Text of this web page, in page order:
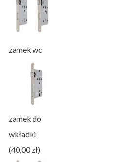
zamek wc
zamek do
wkładki
(40,00 zł)